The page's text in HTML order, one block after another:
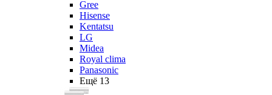
Gree
Hisense
Kentatsu
LG
Midea
Royal clima
Panasonic
Ещё 13